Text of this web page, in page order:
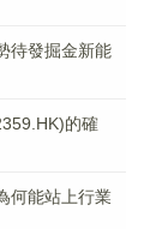
待發掘金新能
的確
何能站上行業